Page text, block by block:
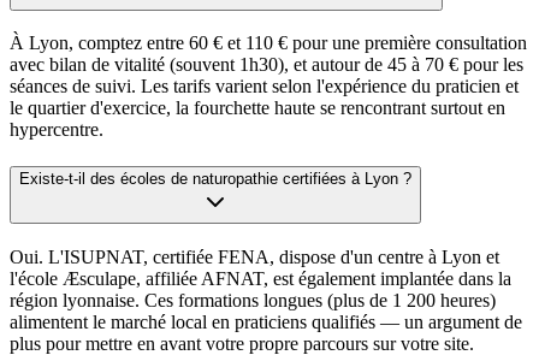
À Lyon, comptez entre 60 € et 110 € pour une première consultation
avec bilan de vitalité (souvent 1h30), et autour de 45 à 70 € pour les
séances de suivi. Les tarifs varient selon l'expérience du praticien et
le quartier d'exercice, la fourchette haute se rencontrant surtout en
hypercentre.
Existe-t-il des écoles de naturopathie certifiées à Lyon ?
Oui. L'ISUPNAT, certifiée FENA, dispose d'un centre à Lyon et
l'école Æsculape, affiliée AFNAT, est également implantée dans la
région lyonnaise. Ces formations longues (plus de 1 200 heures)
alimentent le marché local en praticiens qualifiés — un argument de
plus pour mettre en avant votre propre parcours sur votre site.